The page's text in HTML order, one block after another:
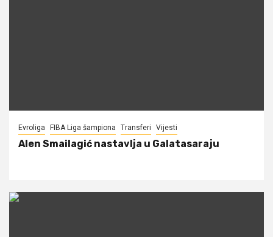
Evroliga FIBA Liga šampiona Transferi Vijesti
Alen Smailagić nastavlja u Galatasaraju